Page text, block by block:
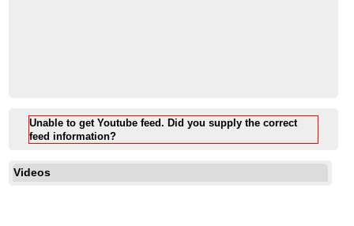
Unable to get Youtube feed. Did you supply the correct
feed information?
Videos